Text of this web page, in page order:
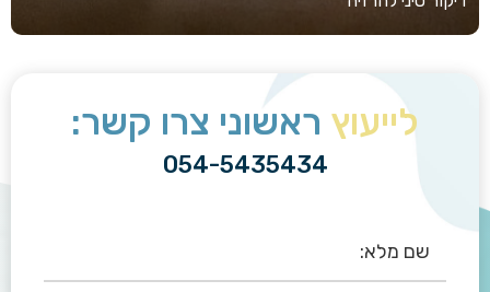
לייעוץ ראשוני צרו קשר:
054-5435434